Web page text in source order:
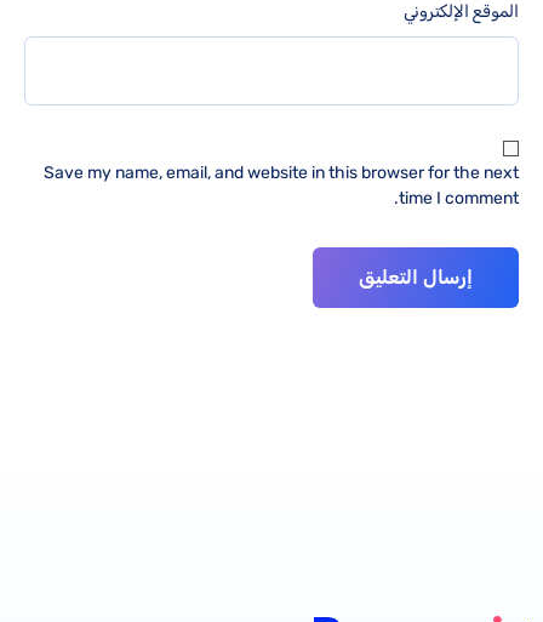
الموقع الإلكتروني
Save my name, email, and website in this browser for the next
time I comment.